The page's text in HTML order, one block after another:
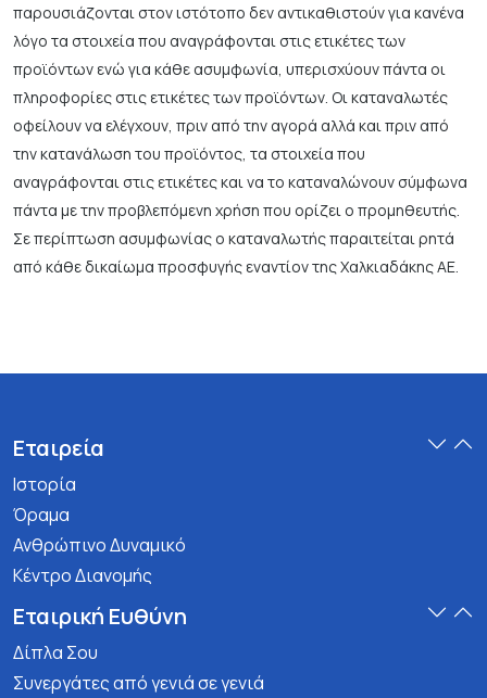
παρουσιάζονται στον ιστότοπο δεν αντικαθιστούν για κανένα
λόγο τα στοιχεία που αναγράφονται στις ετικέτες των
προϊόντων ενώ για κάθε ασυμφωνία, υπερισχύουν πάντα οι
πληροφορίες στις ετικέτες των προϊόντων. Οι καταναλωτές
οφείλουν να ελέγχουν, πριν από την αγορά αλλά και πριν από
την κατανάλωση του προϊόντος, τα στοιχεία που
αναγράφονται στις ετικέτες και να το καταναλώνουν σύμφωνα
πάντα με την προβλεπόμενη χρήση που ορίζει ο προμηθευτής.
Σε περίπτωση ασυμφωνίας ο καταναλωτής παραιτείται ρητά
από κάθε δικαίωμα προσφυγής εναντίον της Χαλκιαδάκης ΑΕ.
Εταιρεία
Ιστορία
Όραμα
Ανθρώπινο Δυναμικό
Κέντρο Διανομής
Εταιρική Ευθύνη
Δίπλα Σου
Συνεργάτες από γενιά σε γενιά